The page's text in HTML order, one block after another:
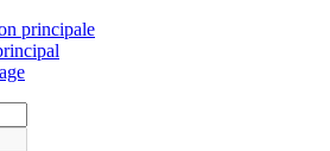
principale